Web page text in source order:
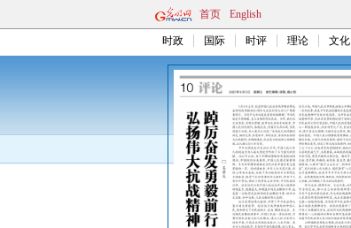
首页 English
时政 国际 时评 理论 文化